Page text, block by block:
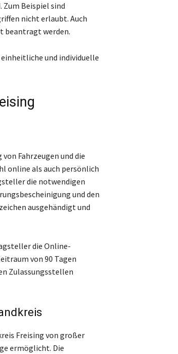
Beispiel sind
nicht erlaubt. Auch
beantragt werden.
und individuelle
Fahrzeugen und die
online als auch persönlich
die notwendigen
und den
ausgehändigt und
die Online-
von 90 Tagen
Zulassungsstellen
Freising von großer
ermöglicht. Die